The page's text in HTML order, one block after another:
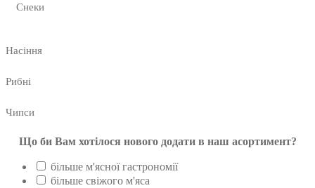
Снеки
Насіння
Рибні
Чипси
Що би Вам хотілося нового додати в наш асортимент?
більше м'ясної гастрономії
більше свіжого м'яса